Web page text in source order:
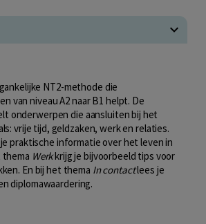
NT2-methode die
van niveau A2 naar B1 helpt. De
onderwerpen die aansluiten bij het
vrije tijd, geldzaken, werk en relaties.
praktische informatie over het leven in
thema Werkkrijg je bijvoorbeeld tips voor
En bij het thema In contactlees je
diplomawaardering.